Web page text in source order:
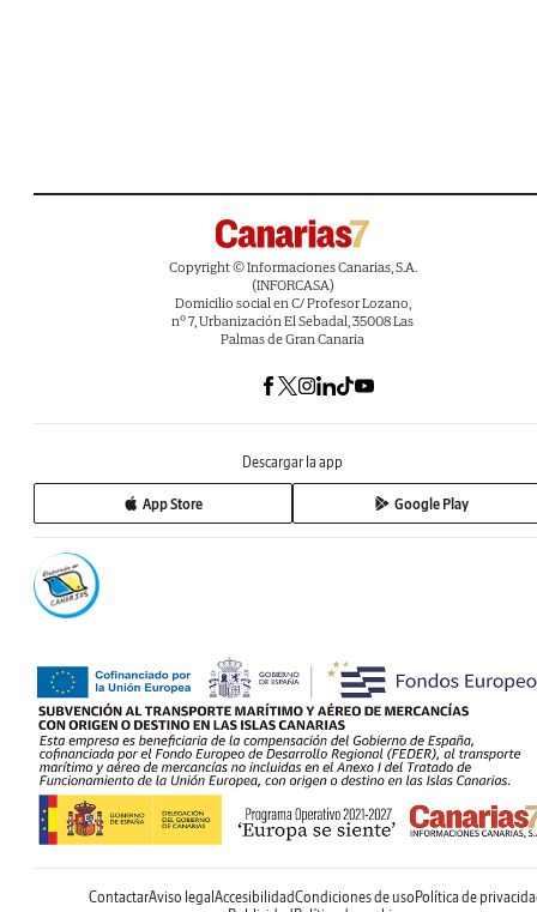
Copyright © Informaciones Canarias, S.A.
(INFORCASA)
Domicilio social en C/ Profesor Lozano,
nº 7, Urbanización El Sebadal, 35008 Las
Palmas de Gran Canaria
Descargar la app
App Store Google Play
ContactarAviso legal AccesibilidadCondiciones de uso Política de